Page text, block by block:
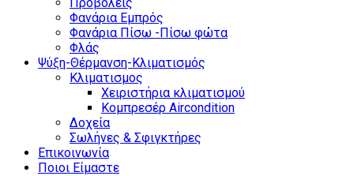
Φανάρια Εμπρός
Φανάρια Πίσω -Πίσω φώτα
Φλάς
Ψύξη-Θέρμανση-Κλιματισμός
Κλιματισμος
Χειριστήρια κλιματισμού
Κομπρεσέρ Aircondition
Δοχεία
Σωλήνες & Σφιγκτήρες
Επικοινωνία
Ποιοι Είμαστε